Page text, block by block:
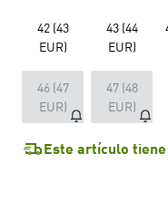
42 (43
EUR)
43 (44
EUR)
46 (47
EUR)
47 (48
EUR)
Este artículo